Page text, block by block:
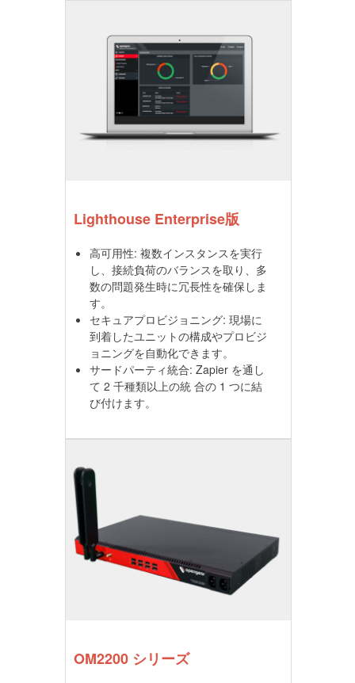
Lighthouse Enterprise版
高可用性: 複数インスタンスを実行
し、接続負荷のバランスを取り、多
数の問題発生時に冗長性を確保しま
す。
セキュアプロビジョニング: 現場に
到着したユニットの構成やプロビジ
ョニングを自動化できます。
サードパーティ統合: Zapier を通し
て 2 千種類以上の統 合の 1 つに結
び付けます。
OM2200 シリーズ